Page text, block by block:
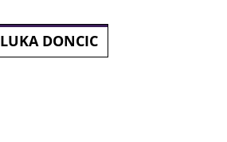
LUKA DONCIC